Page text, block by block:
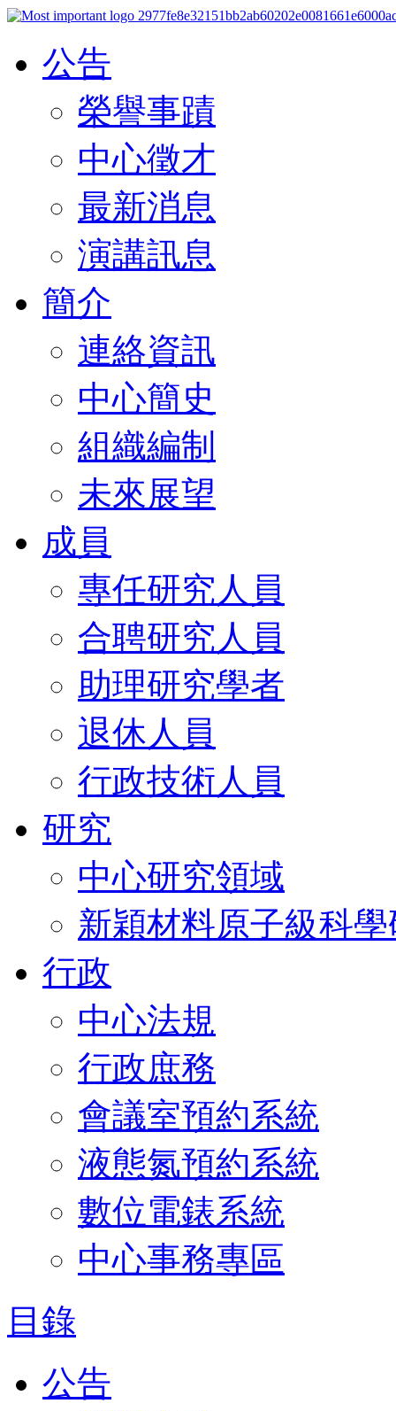
公告
榮譽事蹟
中心徵才
最新消息
演講訊息
簡介
連絡資訊
中心簡史
組織編制
未來展望
成員
專任研究人員
合聘研究人員
助理研究學者
退休人員
行政技術人員
研究
中心研究領域
新穎材料原子級科
行政
中心法規
行政庶務
會議室預約系統
液態氮預約系統
數位電錶系統
中心事務專區
目錄
公告